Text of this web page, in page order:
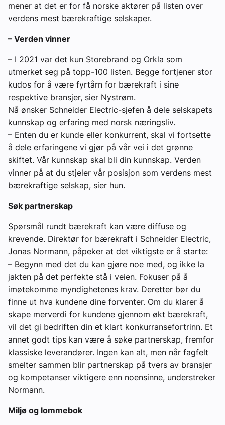
mener at det er for få norske aktører på listen over
verdens mest bærekraftige selskaper.
– Verden vinner
– I 2021 var det kun Storebrand og Orkla som
utmerket seg på topp-100 listen. Begge fortjener stor
kudos for å være fyrtårn for bærekraft i sine
respektive bransjer, sier Nystrøm.
Nå ønsker Schneider Electric-sjefen å dele selskapets
kunnskap og erfaring med norsk næringsliv.
– Enten du er kunde eller konkurrent, skal vi fortsette
å dele erfaringene vi gjør på vår vei i det grønne
skiftet. Vår kunnskap skal bli din kunnskap. Verden
vinner på at du stjeler vår posisjon som verdens mest
bærekraftige selskap, sier hun.
Søk partnerskap
Spørsmål rundt bærekraft kan være diffuse og
krevende. Direktør for bærekraft i Schneider Electric,
Jonas Normann, påpeker at det viktigste er å starte:
– Begynn med det du kan gjøre noe med, og ikke la
jakten på det perfekte stå i veien. Fokuser på å
imøtekomme myndighetenes krav. Deretter bør du
finne ut hva kundene dine forventer. Om du klarer å
skape merverdi for kundene gjennom økt bærekraft,
vil det gi bedriften din et klart konkurransefortrinn. Et
annet godt tips kan være å søke partnerskap, fremfor
klassiske leverandører. Ingen kan alt, men når fagfelt
smelter sammen blir partnerskap på tvers av bransjer
og kompetanser viktigere enn noensinne, understreker
Normann.
Miljø og lommebok